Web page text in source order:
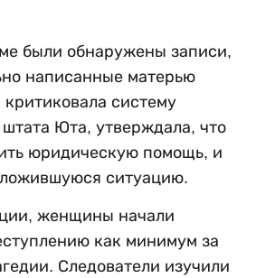
были обнаружены записи,
написанные матерью
систему
Юта, утверждала, что
юридическую помощь, и
ситуацию.
женщины начали
как минимум за
Следователи изучили